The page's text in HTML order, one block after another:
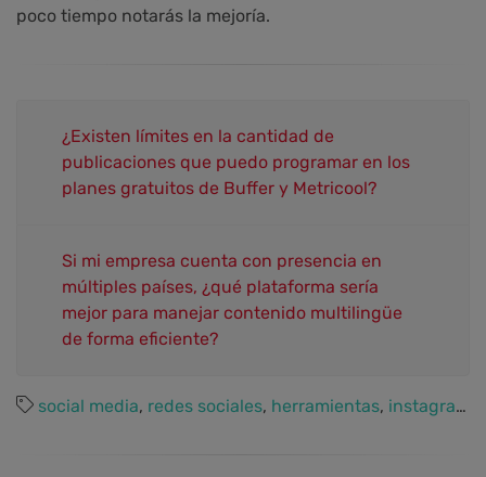
poco tiempo notarás la mejoría.
¿Existen límites en la cantidad de
publicaciones que puedo programar en los
planes gratuitos de Buffer y Metricool?
Si mi empresa cuenta con presencia en
múltiples países, ¿qué plataforma sería
mejor para manejar contenido multilingüe
de forma eficiente?
social media, redes sociales, herramientas, instagram